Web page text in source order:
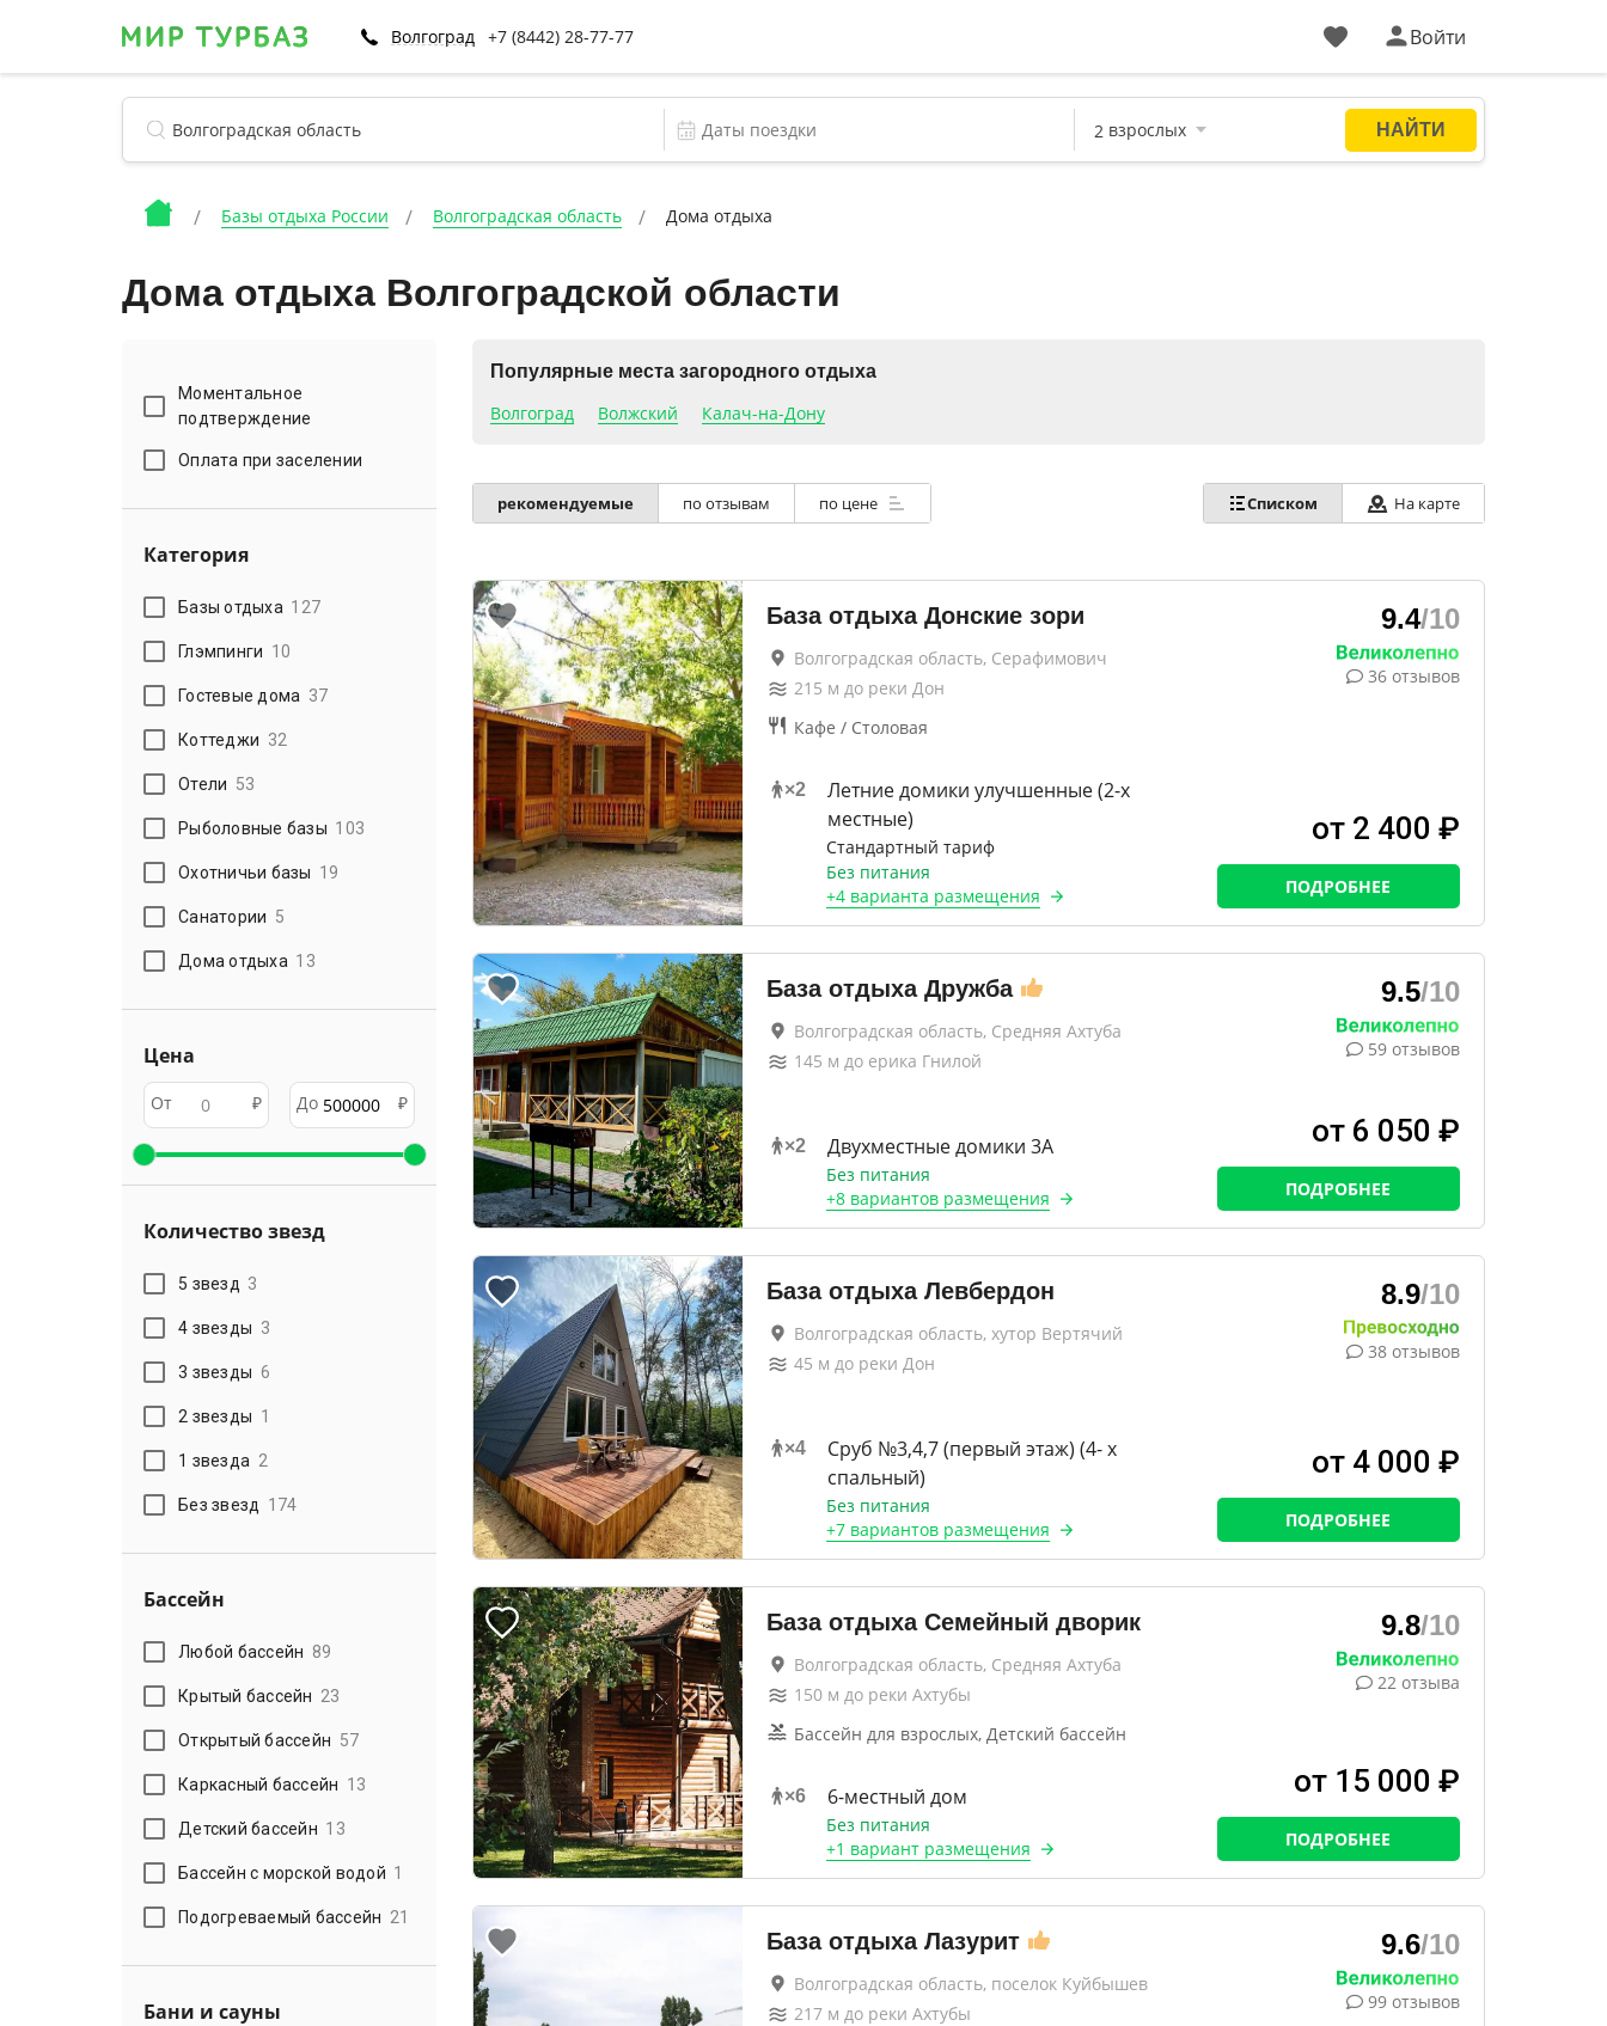
Волгоград +7 (8442) 28-77-77 Войти
Базы отдыха России Волгоградская область Дома отдыха
Дома отдыха Волгоградской области
Моментальное
подтверждение
Оплата при заселении
Категория
Базы отдыха 127
Глэмпинги 10
Гостевые дома 37
Коттеджи 32
Отели 53
Рыболовные базы 103
Охотничьи базы 19
Санатории 5
Дома отдыха 13
Цена
От ₽ До ₽
Количество звезд
5 звезд 3
4 звезды 3
3 звезды 6
2 звезды 1
1 звезда 2
Без звезд 174
Бассейн
Любой бассейн 89
Крытый бассейн 23
Открытый бассейн 57
Каркасный бассейн 13
Детский бассейн 13
Бассейн с морской водой 1
Подогреваемый бассейн 21
Бани и сауны
Популярные места загородного отдыха
Волгоград Волжский Калач-на-Дону
рекомендуемые по отзывам по цене Списком На карте
База отдыха Донские зори
Волгоградская область, Серафимович
215 м до реки Дон
Кафе / Столовая
×2
Летние домики улучшенные (2-х
местные)
Стандартный тариф
Без питания
+4 варианта размещения
9.4/10
36 отзывов
от 2 400 ₽
ПОДРОБНЕЕ
База отдыха Дружба
Волгоградская область, Средняя Ахтуба
145 м до ерика Гнилой
×2 Двухместные домики 3А
Без питания
+8 вариантовразмещения
9.5/10
59 отзывов
от 6 050 ₽
ПОДРОБНЕЕ
База отдыха Левбердон
Волгоградская область, хутор Вертячий
45 м до реки Дон
×4
Сруб №3,4,7 (первый этаж) (4- х
спальный)
Без питания
+7 вариантовразмещения
8.9/10
38 отзывов
от 4 000 ₽
ПОДРОБНЕЕ
База отдыха Семейный дворик
Волгоградская область, Средняя Ахтуба
150м до реки Ахтубы
Бассейн для взрослых, Детский бассейн
×6 6-местный дом
Без питания
+1 вариантразмещения
9.8/10
22 отзыва
от 15 000 ₽
ПОДРОБНЕЕ
База отдыха Лазурит
Волгоградская область, поселок Куйбышев
217м до реки Ахтубы
9.6/10
99 отзывов